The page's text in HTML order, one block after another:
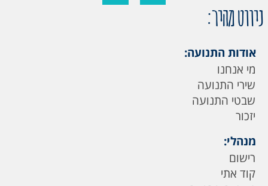
ניווט מהיר:
אודות התנועה:
מי אנחנו
שירי התנועה
שבטי התנועה
יזכור
מנהלי:
רישום
קוד אתי